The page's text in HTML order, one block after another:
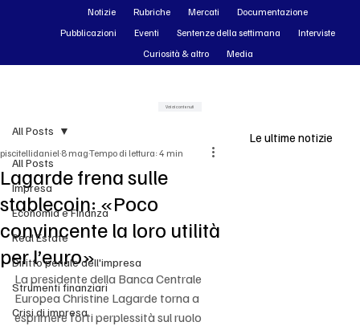
All Posts
Impresa
Economia e Finanza
Real Estate
Diritto penale dell'impresa
Strumenti finanziari
Crisi di impresa
All Posts
Lagarde frena sulle
stablecoin: «Poco
convincente la loro utilità
per l’euro»
piscitellidaniel 8 magTempo di lettura: 4 min
La presidente della Banca Centrale
Europea Christine Lagarde torna a
esprimere forti perplessità sul ruolo
Le ultime notizie
Notizie Rubriche Mercati
Documentazione
Pubblicazioni
Eventi Sentenze della settimana
Interviste
Curiosità & altro
Media
Vai ai contenuti